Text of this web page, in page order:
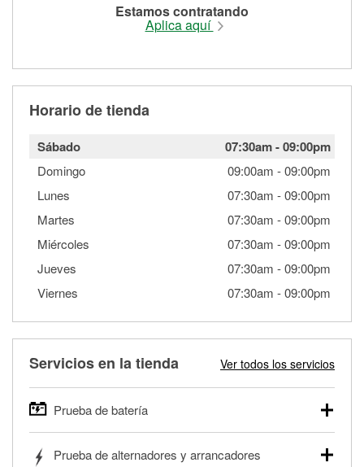
Estamos contratando
Aplica aquí
Horario de tienda
Sábado 07:30am-09:00pm
Domingo 09:00am -09:00pm
Lunes
07:30am -09:00pm
Martes
07:30am -09:00pm
Miércoles
07:30am -09:00pm
Jueves
07:30am -09:00pm
Viernes
07:30am -09:00pm
Servicios en la tienda Ver todos los servicios
Prueba de batería
autos, camionetas, SUVs, vehículos comerciales y
Prueba de alternadores y arrancadores